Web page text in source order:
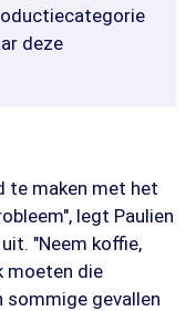
deze
te maken met het
legt Paulien
"Neem koffie,
moeten die
sommige gevallen